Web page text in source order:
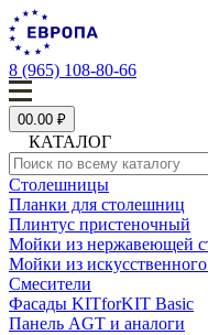
8 (965) 108-80-66
00.00 ₽
КАТАЛОГ
Столешницы
Планки для столешниц
Плинтус пристеночный
Мойки из нержавеющей
Мойки из
Смесители
Фасады KITforKIT Basic
Панель AGT и аналоги